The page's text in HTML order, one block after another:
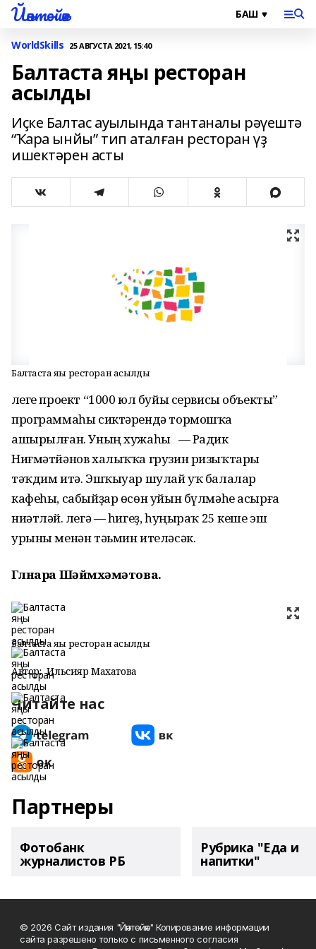
Йәнтөйәк
WorldSkills 25 АВГУСТА 2021, 15:40
Балтаста яңы ресторан
асылды
Иҫке Балтас ауылында тантаналы рәүештә
“Ҡара ынйы” тип аталған ресторан үҙ
ишектәрен асты
Балтаста яңы ресторан асылды
Әлеге проект “1000 юл буйы сервисы объекты”
программаһы сиктәрендә тормошҡа
ашырылған. Уның хужаһы — Радик
Ниғмәтйәнов халыҡҡа грузин ризыҡтары
тәҡдим итә. Эшҡыуар шулай уҡ балалар
кафеһы, сабыйҙар өсөн уйын бүлмәһе асырға
ниәтләй. Әлегә — һигеҙ, һуңыраҡ 25 кеше эш
урыны менән тәьмин ителәсәк.
Гөлнара Шәймөхәмәтова.
Балтаста яңы ресторан асылды
Автор: Ильсияр Махатова
Читайте нас
Партнеры
Фотобанк
журналистов РБ
Рубрика "Еда и
напитки"
© 2026 Сайт издания "Йәнтөйәк" Копирование информации
сайта разрешено только с письменного согласия